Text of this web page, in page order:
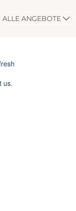
ALLE ANGEBOTE
us.